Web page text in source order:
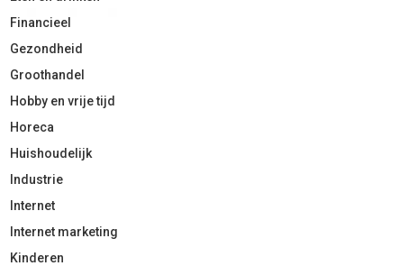
Financieel
Gezondheid
Groothandel
Hobby en vrije tijd
Horeca
Huishoudelijk
Industrie
Internet
Internet marketing
Kinderen